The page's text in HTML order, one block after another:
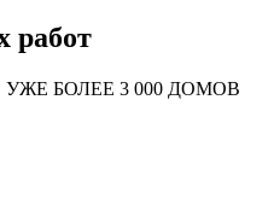
работ
БОЛЕЕ 3 000 ДОМОВ
57